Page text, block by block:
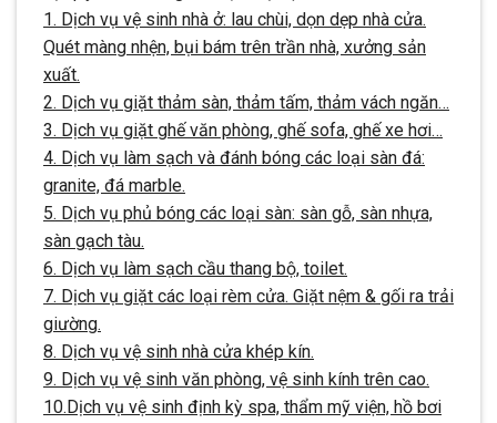
1. Dịch vụ vệ sinh nhà ở: lau chùi, dọn dẹp nhà cửa.
Quét màng nhện, bụi bám trên trần nhà, xưởng sản
xuất.
2. Dịch vụ giặt thảm sàn, thảm tấm, thảm vách ngăn…
3. Dịch vụ giặt ghế văn phòng, ghế sofa, ghế xe hơi…
4. Dịch vụ làm sạch và đánh bóng các loại sàn đá:
granite, đá marble.
5. Dịch vụ phủ bóng các loại sàn: sàn gỗ, sàn nhựa,
sàn gạch tàu.
6. Dịch vụ làm sạch cầu thang bộ, toilet.
7. Dịch vụ giặt các loại rèm cửa. Giặt nệm & gối ra trải
giường.
8. Dịch vụ vệ sinh nhà cửa khép kín.
9. Dịch vụ vệ sinh văn phòng, vệ sinh kính trên cao.
10.Dịch vụ vệ sinh định kỳ spa, thẩm mỹ viện, hồ bơi